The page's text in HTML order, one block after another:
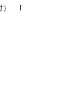
） NPH-2BK